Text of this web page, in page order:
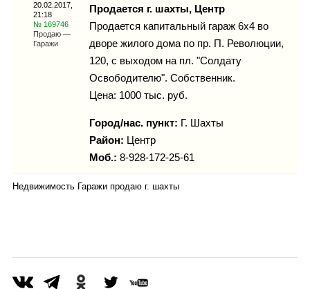
Инфо
20.02.2017,
21:18
№ 169746
Продаю —
Гаражи
Продается г. шахты, Центр
Продается капитальный гараж 6х4 во
дворе жилого дома по пр. П. Революции,
120, с выходом на пл. "Солдату
Освободителю". Собственник.
Цена: 1000 тыс. руб.
Город/нас. пункт: Г. Шахты
Район: Центр
Моб.: 8-928-172-25-61
Недвижимость Гаражи продаю г. шахты